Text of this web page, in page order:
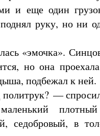
и еще один
руку, но ни
«эмочка».
но она
подбежал к ней.
—
плотный
седобровый, в